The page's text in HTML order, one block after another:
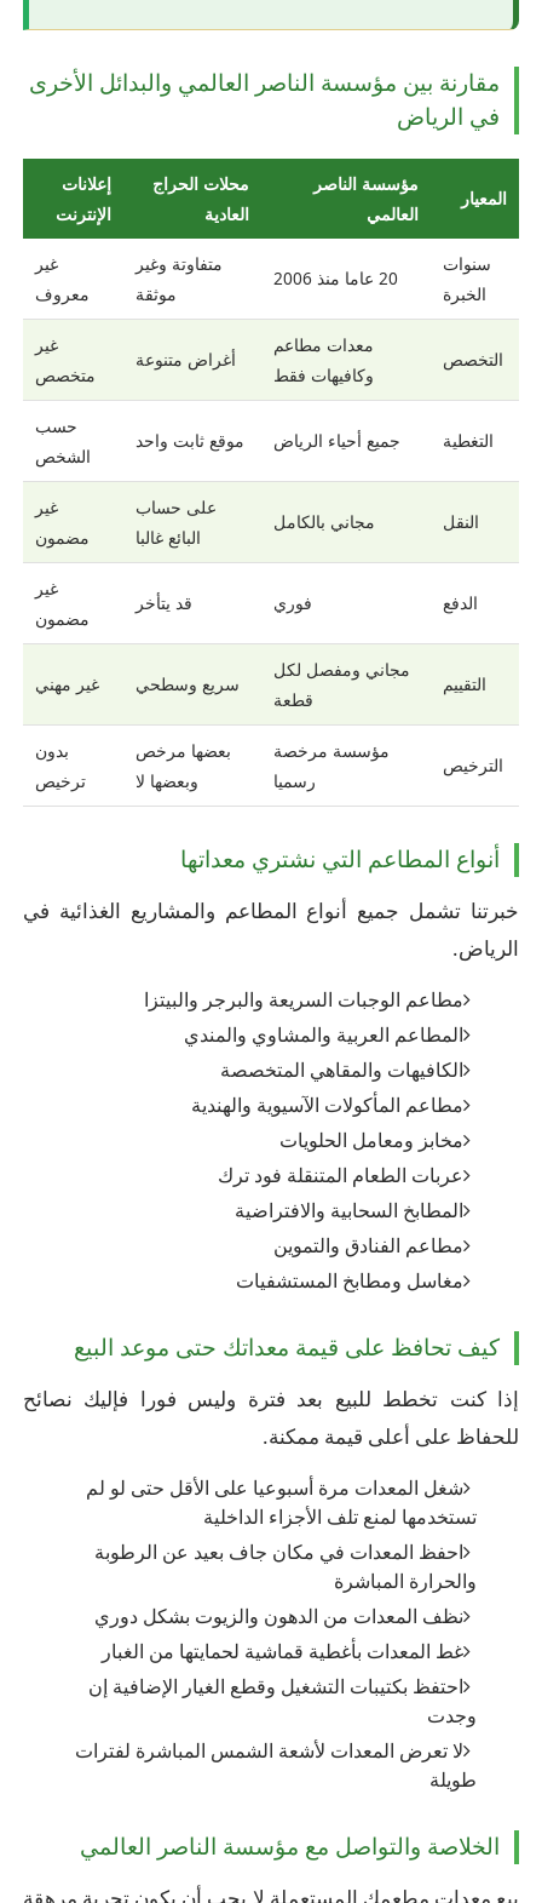
مقارنة بين مؤسسة الناصر العالمي والبدائل الأخرى
في الرياض
المعيار
مؤسسة الناصر
العالمي
محلات الحراج
العادية
إعلانات
الإنترنت
سنوات
الخبرة
20 عاما منذ 2006
متفاوتة وغير
موثقة
غير
معروف
التخصص
معدات مطاعم
وكافيهات فقط
أغراض متنوعة
غير
متخصص
التغطية جميع أحياء الرياض موقع ثابت واحد
حسب
الشخص
النقل مجاني بالكامل
على حساب
البائع غالبا
غير
مضمون
الدفع فوري قد يتأخر
غير
مضمون
التقييم
مجاني ومفصل لكل
قطعة
سريع وسطحي غير مهني
الترخيص
مؤسسة مرخصة
رسميا
بعضها مرخص
وبعضها لا
بدون
ترخيص
أنواع المطاعم التي نشتري معداتها
خبرتنا تشمل جميع أنواع المطاعم والمشاريع الغذائية في
الرياض.
مطاعم الوجبات السريعة والبرجر والبيتزا
المطاعم العربية والمشاوي والمندي
الكافيهات والمقاهي المتخصصة
مطاعم المأكولات الآسيوية والهندية
مخابز ومعامل الحلويات
عربات الطعام المتنقلة فود ترك
المطابخ السحابية والافتراضية
مطاعم الفنادق والتموين
مغاسل ومطابخ المستشفيات
كيف تحافظ على قيمة معداتك حتى موعد البيع
إذا كنت تخطط للبيع بعد فترة وليس فورا فإليك نصائح
للحفاظ على أعلى قيمة ممكنة.
شغل المعدات مرة أسبوعيا على الأقل حتى لو لم
تستخدمها لمنع تلف الأجزاء الداخلية
احفظ المعدات في مكان جاف بعيد عن الرطوبة
والحرارة المباشرة
نظف المعدات من الدهون والزيوت بشكل دوري
غط المعدات بأغطية قماشية لحمايتها من الغبار
احتفظ بكتيبات التشغيل وقطع الغيار الإضافية إن
وجدت
لا تعرض المعدات لأشعة الشمس المباشرة لفترات
طويلة
الخلاصة والتواصل مع مؤسسة الناصر العالمي